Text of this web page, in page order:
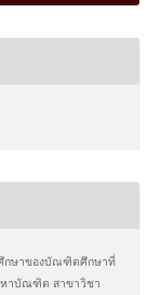
กษาของบัณฑิตศึกษาที่
หาบัณฑิต สาขาวิชา